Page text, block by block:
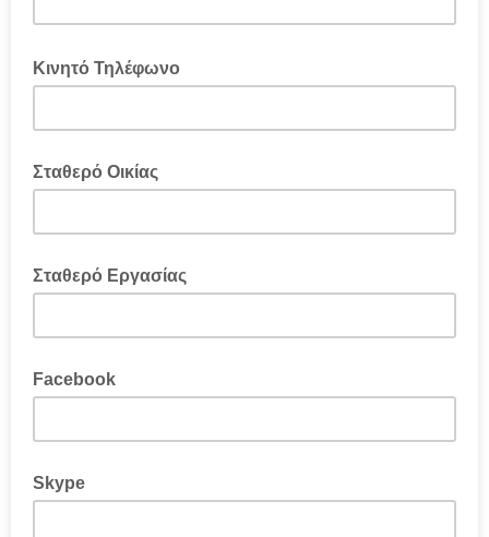
Κινητό Τηλέφωνο
Σταθερό Οικίας
Σταθερό Εργασίας
Facebook
Skype